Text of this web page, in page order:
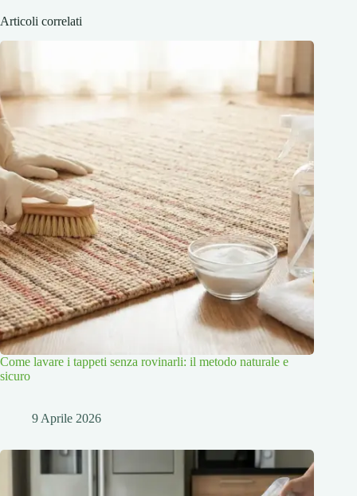
Articoli correlati
Come lavare i tappeti senza rovinarli: il metodo naturale e
sicuro
9 Aprile 2026